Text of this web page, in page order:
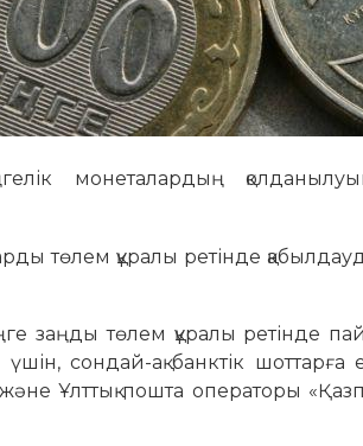
монеталардың
төлем құралы ретінде
заңды төлем құралы ретінде
сондай-ақ банктік шоттарға
Ұлттық пошта операторы